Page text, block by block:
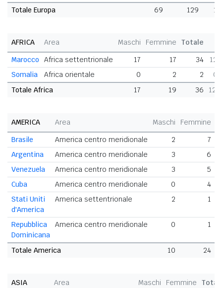
Totale Europa
69 129
AFRICA Area Maschi Femmine
Totale
Marocco
Africa settentrionale 17 17 34
Somalia
Africa orientale 0 2 2
Totale Africa
17 19 36
AMERICA Area Maschi Femmine
Brasile
America centro meridionale 2
7
Argentina
America centro meridionale 3
6
Venezuela
America centro meridionale 3
5
Cuba
America centro meridionale 0
4
Stati Uniti
d'America
America settentrionale 2 1
Repubblica
Dominicana
America centro meridionale 0 1
Totale America 10 24
ASIA Area Maschi Femmine